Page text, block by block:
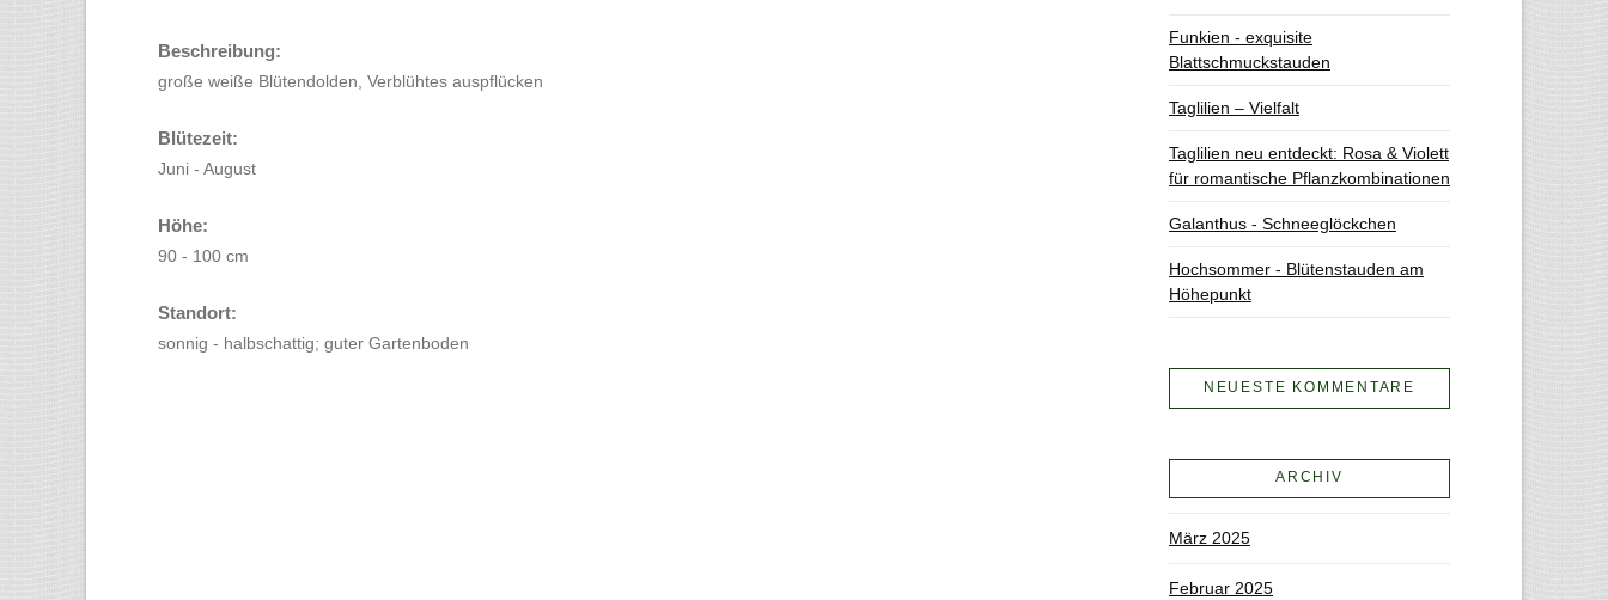
Beschreibung:
große weiße Blütendolden, Verblühtes auspflücken
Blütezeit:
Juni - August
Höhe:
90 - 100 cm
Standort:
sonnig - halbschattig; guter Gartenboden
Funkien - exquisite
Blattschmuckstauden
Taglilien – Vielfalt
Taglilien neu entdeckt: Rosa & Violett
für romantische Pflanzkombinationen
Galanthus - Schneeglöckchen
Hochsommer - Blütenstauden am
Höhepunkt
NEUESTE KOMMENTARE
ARCHIV
März 2025
Februar 2025